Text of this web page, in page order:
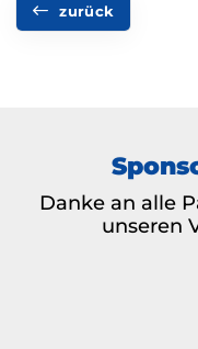
zurück
Danke an alle
unseren